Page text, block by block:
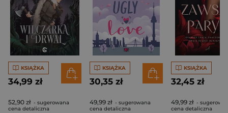
KSIĄŻKA
34,99 zł
52,90 zł - sugerowana
cena detaliczna
KSIĄŻKA
30,35 zł
49,99 zł - sugerowana
cena detaliczna
KSIĄŻKA
32,45 zł
49,99 zł -
cena detaliczna